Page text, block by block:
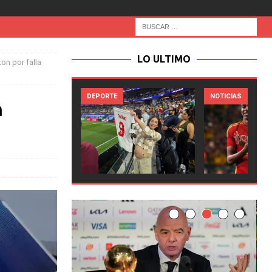
por falla
LO ULTIMO
NOTICIAS NOTICIAS